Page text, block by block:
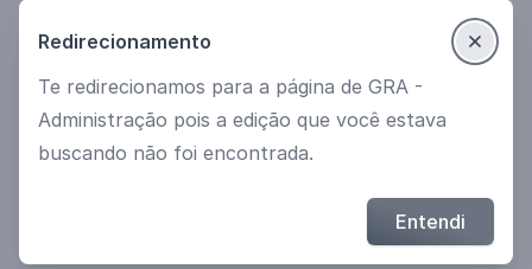
Ver mais cursos
Política de Privacidade
Termos de uso
© 2021 Desenvolvido por EngagED
Redirecionamento
Te redirecionamos para a página de GRA -
Administração pois a edição que você estava
buscando não foi encontrada.
Entendi